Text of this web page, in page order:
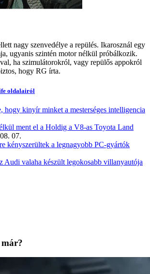
nagy szenvedélye a repülés. Ikarosznál egy
ugyanis szintén motor nélkül próbálkozik.
ha szimulátorokról, vagy repülős appokról
hogy RG írta.
oldalairól
hogy kinyír minket a mesterséges intelligencia
ment el a Holdig a V8-as Toyota Land
07.
kényszerültek a legnagyobb PC-gyártók
Audi valaha készült legokosabb villanyautója
már?